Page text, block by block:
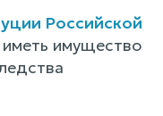
Российской
имущество